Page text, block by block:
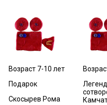
Возраст 7-10 лет
Подарок
Скосырев Рома